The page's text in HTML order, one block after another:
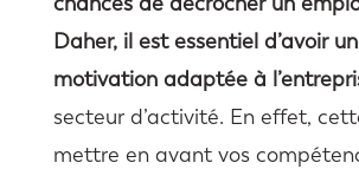
Daher, il est essentiel d’avoir
motivation adaptée à
secteur d’activité. En effet,
mettre en avant vos